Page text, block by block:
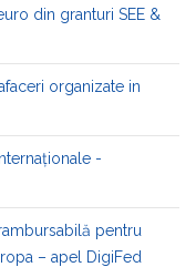
din granturi SEE &
organizate in
-
pentru
– apel DigiFed